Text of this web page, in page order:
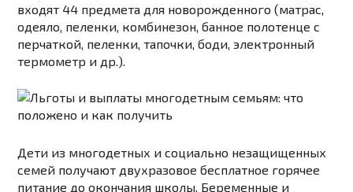
входят 44 предмета для новорожденного (матрас,
одеяло, пеленки, комбинезон, банное полотенце с
перчаткой, пеленки, тапочки, боди, электронный
термометр и др.).
Дети из многодетных и социально незащищенных
семей получают двухразовое бесплатное горячее
питание до окончания школы. Беременные и